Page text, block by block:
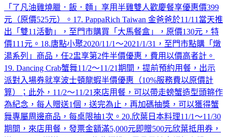
「了凡油雞燒臘．飯．麵」享用半雞雙人歡慶餐享優惠價399
元（原價525元）。17. PappaRich Taiwan 金爸爸於11/11當天推
出「雙11活動」，至門市購買「大馬餐盒」，原價130元，特
價111元。18.唐點小聚2020/11/1～2021/1/31，至門市點購「燉
湯系列」商品，任2盅享第2件半價優惠，費用以價高者計。
19. Dancing Crab蟹舞11/2～11/21期間，提前預約用餐，出示
派對入場券就享波士頓龍蝦半價優惠（10%服務費以原價計
算）；此外，11/2～11/21來店用餐，可以帶走螃蟹造型頭箍作
為紀念，每人贈送1個，送完為止，再加碼抽獎，可以獲得蟹
舞專屬周邊商品，每桌限抽1次。20.欣葉日本料理11/1～11/30
期間，來店用餐，發票金額滿5,000元即贈500元欣葉抵用券，